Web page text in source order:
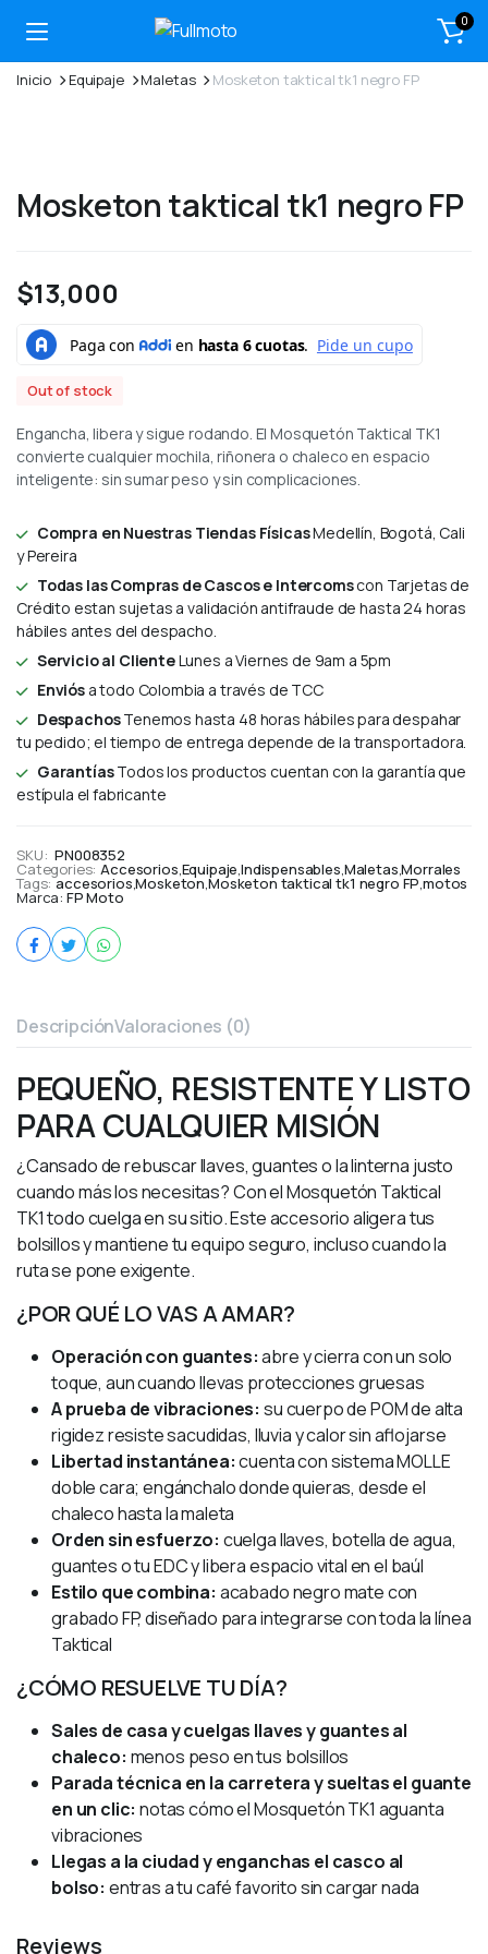
0
Inicio Equipaje Maletas Mosketon taktical tk1 negro FP
Mosketon taktical tk1 negro FP
$13,000
Out of stock
Engancha, libera y sigue rodando. El Mosquetón Taktical TK1
convierte cualquier mochila, riñonera o chaleco en espacio
inteligente: sin sumar peso y sin complicaciones.
Compra en Nuestras Tiendas FísicasMedellín, Bogotá, Cali
y Pereira
Todas las Compras de Cascos e Intercomscon Tarjetas de
Crédito estan sujetas a validación antifraude de hasta 24 horas
hábiles antes del despacho.
Servicio al ClienteLunes a Viernes de 9am a 5pm
Enviósa todo Colombia a través de TCC
DespachosTenemos hasta 48 horas hábiles para despahar
tu pedido; el tiempo de entrega depende de la transportadora.
GarantíasTodos los productos cuentan con la garantía que
estípula el fabricante
SKU: PN008352
Categories: Accesorios,Equipaje,Indispensables,Maletas,Morrales
Tags: accesorios,Mosketon,Mosketon taktical tk1 negro FP,motos
Marca: FP Moto
DescripciónValoraciones (0)
PEQUEÑO, RESISTENTE Y LISTO
PARA CUALQUIER MISIÓN
¿Cansado de rebuscar llaves, guantes o la linterna justo
cuando más los necesitas? Con el Mosquetón Taktical
TK1 todo cuelga en su sitio. Este accesorio aligera tus
bolsillos y mantiene tu equipo seguro, incluso cuando la
ruta se pone exigente.
¿POR QUÉ LO VAS A AMAR?
Operación con guantes:abre y cierra con un solo
toque, aun cuando llevas protecciones gruesas
A prueba de vibraciones: su cuerpo de POM de alta
rigidez resiste sacudidas, lluvia y calor sin aflojarse
Libertad instantánea:cuenta con sistema MOLLE
doble cara; engánchalo donde quieras, desde el
chaleco hasta la maleta
Orden sin esfuerzo: cuelga llaves, botella de agua,
guantes o tu EDC y libera espacio vital en el baúl
Estilo que combina: acabado negro mate con
grabado FP, diseñado para integrarse con toda la línea
Taktical
¿CÓMO RESUELVE TU DÍA?
Sales de casa y cuelgas llaves y guantes al
chaleco: menos peso en tus bolsillos
Parada técnica en la carretera y sueltas el guante
en un clic: notas cómo el Mosquetón TK1 aguanta
vibraciones
Llegas a la ciudad y enganchas el casco al
bolso: entras a tu café favorito sin cargar nada
Reviews